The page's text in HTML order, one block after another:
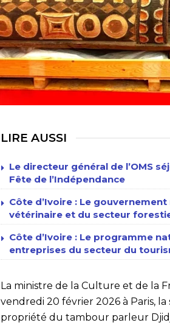
LIRE AUSSI
Le directeur général de l’OMS
Fête de l’Indépendance
Côte d’Ivoire : Le
vétérinaire et du secteur
Côte d’Ivoire : Le programme
entreprises du secteur du
La ministre de la Culture et de la
vendredi 20 février 2026 à Paris,
propriété du tambour parleur